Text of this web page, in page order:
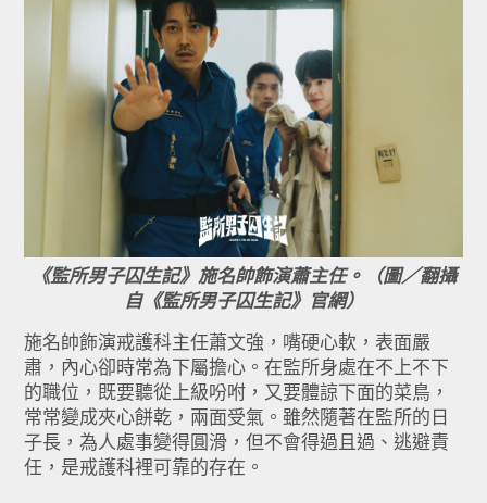
《監所男子囚生記》施名帥飾演蕭主任。（圖／翻攝
自《監所男子囚生記》官網）
施名帥飾演戒護科主任蕭文強，嘴硬心軟，表面嚴
肅，內心卻時常為下屬擔心。在監所身處在不上不下
的職位，既要聽從上級吩咐，又要體諒下面的菜鳥，
常常變成夾心餅乾，兩面受氣。雖然隨著在監所的日
子長，為人處事變得圓滑，但不會得過且過、逃避責
任，是戒護科裡可靠的存在。